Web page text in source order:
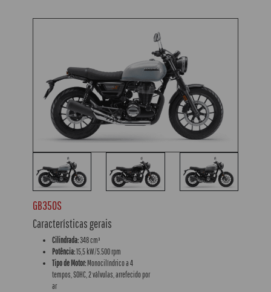
GB350S
Características gerais
Cilindrada:348 cm³
Potência:15,5 kW/5.500 rpm
Tipo de Motor: Monocilíndrico a 4
tempos, SOHC, 2 válvulas, arrefecido por
ar